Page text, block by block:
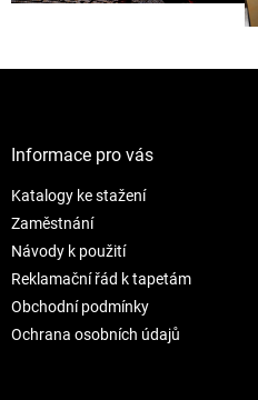
Informace pro vás
Katalogy ke stažení
Zaměstnání
Návody k použití
Reklamační řád k tapetám
Obchodní podmínky
Ochrana osobních údajů